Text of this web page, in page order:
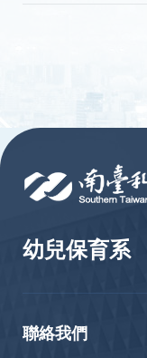
幼兒保育系
聯絡我們